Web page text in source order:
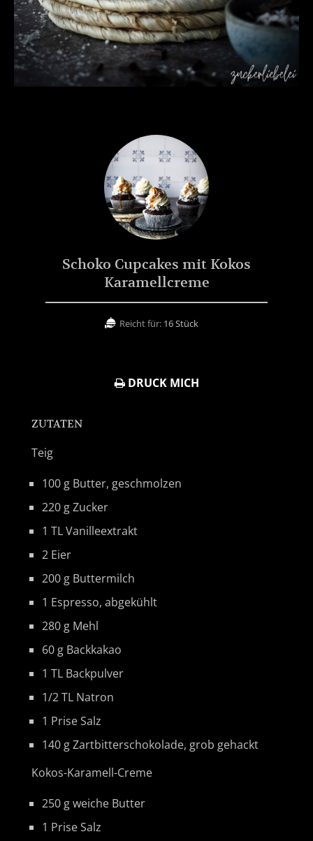
Schoko Cupcakes mit Kokos
Karamellcreme
Reicht für: 16 Stück
DRUCK MICH
ZUTATEN
Teig
100 g Butter, geschmolzen
220 g Zucker
1 TL Vanilleextrakt
2 Eier
200 g Buttermilch
1 Espresso, abgekühlt
280 g Mehl
60 g Backkakao
1 TL Backpulver
1/2 TL Natron
1 Prise Salz
140 g Zartbitterschokolade, grob gehackt
Kokos-Karamell-Creme
250 g weiche Butter
1 Prise Salz